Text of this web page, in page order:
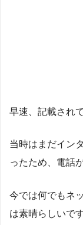
早速、記載され
当時はまだイン
ったため、電話
今では何でもネ
は素晴らしいです